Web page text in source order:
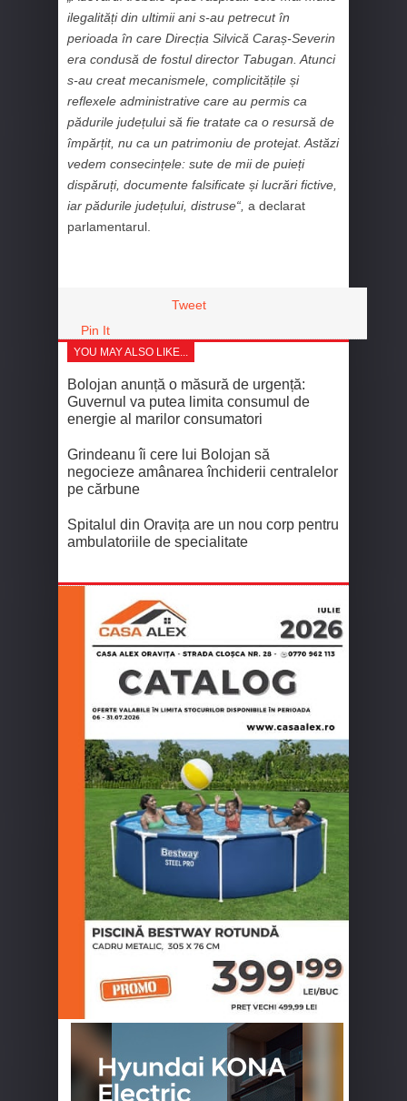
ilegalități din ultimii ani s-au petrecut în
perioada în care Direcția Silvică Caraș‑Severin
era condusă de fostul director Tabugan. Atunci
s-au creat mecanismele, complicitățile și
reflexele administrative care au permis ca
pădurile județului să fie tratate ca o resursă de
împărțit, nu ca un patrimoniu de protejat. Astăzi
vedem consecințele: sute de mii de puieți
dispăruți, documente falsificate și lucrări fictive,
iar pădurile județului, distruse“, a declarat
parlamentarul.
Tweet
Pin It
YOU MAY ALSO LIKE...
Bolojan anunță o măsură de urgență:
Guvernul va putea limita consumul de
energie al marilor consumatori
Grindeanu îi cere lui Bolojan să
negocieze amânarea închiderii centralelor
pe cărbune
Spitalul din Oravița are un nou corp pentru
ambulatoriile de specialitate